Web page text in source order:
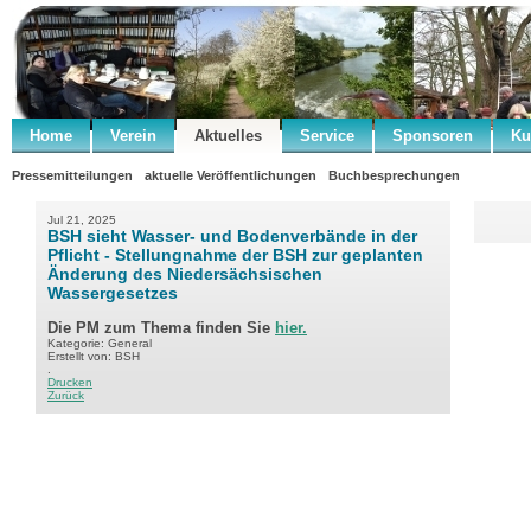
Home Verein Aktuelles Service Sponsoren
Pressemitteilungen aktuelle Veröffentlichungen Buchbesprechungen
Jul 21, 2025
BSH sieht Wasser- und Bodenverbände in der
Pflicht - Stellungnahme der BSH zur geplanten
Änderung des Niedersächsischen
Wassergesetzes
Die PM zum Thema finden Sie hier.
Kategorie: General
Erstellt von: BSH
Drucken
Zurück